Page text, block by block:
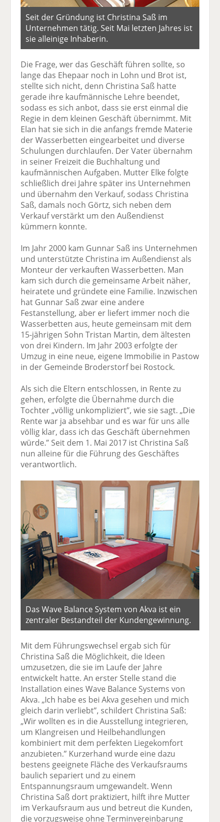
Seit der Gründung ist Christina Saß im
Unternehmen tätig. Seit Mai letzten Jahres ist
sie alleinige Inhaberin.
Die Frage, wer das Geschäft führen sollte, so
lange das Ehepaar noch in Lohn und Brot ist,
stellte sich nicht, denn Christina Saß hatte
gerade ihre kaufmännische Lehre beendet,
sodass es sich anbot, dass sie erst einmal die
Regie in dem kleinen Geschäft übernimmt. Mit
Elan hat sie sich in die anfangs fremde Materie
der Wasserbetten eingearbeitet und diverse
Schulungen durchlaufen. Der Vater übernahm
in seiner Freizeit die Buchhaltung und
kaufmännischen Aufgaben. Mutter Elke folgte
schließlich drei Jahre später ins Unternehmen
und übernahm den Verkauf, sodass Christina
Saß, damals noch Görtz, sich neben dem
Verkauf verstärkt um den Außendienst
kümmern konnte.
Im Jahr 2000 kam Gunnar Saß ins Unternehmen
und unterstützte Christina im Außendienst als
Monteur der verkauften Wasserbetten. Man
kam sich durch die gemeinsame Arbeit näher,
heiratete und gründete eine Familie. Inzwischen
hat Gunnar Saß zwar eine andere
Festanstellung, aber er liefert immer noch die
Wasserbetten aus, heute gemeinsam mit dem
15-jährigen Sohn Tristan Martin, dem ältesten
von drei Kindern. Im Jahr 2003 erfolgte der
Umzug in eine neue, eigene Immobilie in Pastow
in der Gemeinde Broderstorf bei Rostock.
Als sich die Eltern entschlossen, in Rente zu
gehen, erfolgte die Übernahme durch die
Tochter „völlig unkompliziert”, wie sie sagt. „Die
Rente war ja absehbar und es war für uns alle
völlig klar, dass ich das Geschäft übernehmen
würde.” Seit dem 1. Mai 2017 ist Christina Saß
nun alleine für die Führung des Geschäftes
verantwortlich.
Das Wave Balance System von Akva ist ein
zentraler Bestandteil der Kundengewinnung.
Mit dem Führungswechsel ergab sich für
Christina Saß die Möglichkeit, die Ideen
umzusetzen, die sie im Laufe der Jahre
entwickelt hatte. An erster Stelle stand die
Installation eines Wave Balance Systems von
Akva. „Ich habe es bei Akva gesehen und mich
gleich darin verliebt”, schildert Christina Saß:
„Wir wollten es in die Ausstellung integrieren,
um Klangreisen und Heilbehandlungen
kombiniert mit dem perfekten Liegekomfort
anzubieten.” Kurzerhand wurde eine dazu
bestens geeignete Fläche des Verkaufsraums
baulich separiert und zu einem
Entspannungsraum umgewandelt. Wenn
Christina Saß dort praktiziert, hilft ihre Mutter
im Verkaufsraum aus und betreut die Kunden,
die vorzugsweise ohne Terminvereinbarung